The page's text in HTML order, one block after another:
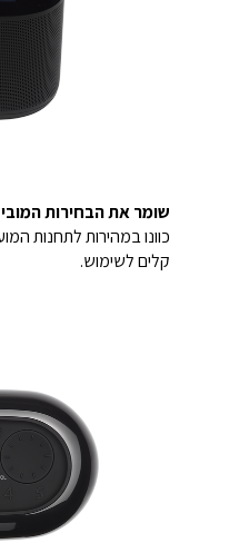
שומר את הבחירות
קלים לשימוש.